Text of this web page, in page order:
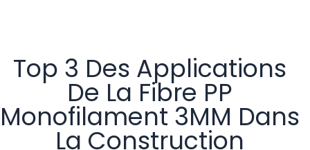
Top 3 Des Applications
De La Fibre PP
Monofilament 3MM Dans
La Construction